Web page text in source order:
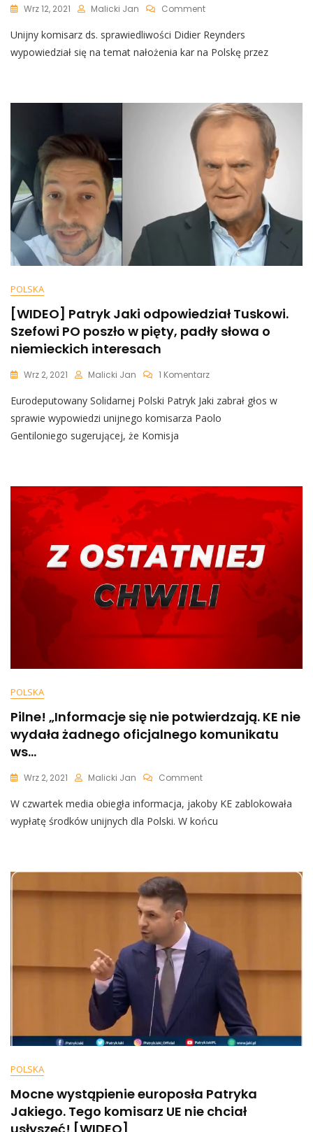
Wrz 12, 2021 Malicki Jan CommentOn
Komisarz
O
Skandaliczne
Słowa:
„To
Mało…
Unijny komisarz ds. sprawiedliwości Didier Reynders
wypowiedział się na temat nałożenia kar na Polskę przez
POLSKA
[WIDEO] Patryk Jaki odpowiedział Tuskowi.
Szefowi PO poszło w pięty, padły słowa o
niemieckich interesach
Wrz 2, 2021 Malicki Jan 1 KomentarzDo
Patryk
Jaki
W
O
Niemieckich
Interesach
Eurodeputowany Solidarnej Polski Patryk Jaki zabrał głos w
sprawie wypowiedzi unijnego komisarza Paolo
Gentiloniego sugerującej, że Komisja
POLSKA
Pilne! „Informacje się nie potwierdzają. KE nie
wydała żadnego oficjalnego komunikatu
ws…
Wrz 2, 2021 Malicki Jan CommentOn
„Informacje
Się
Nie
Żadnego
Ws…
W czwartek media obiegła informacja, jakoby KE zablokowała
wypłatę środków unijnych dla Polski. W końcu
POLSKA
Mocne wystąpienie europosła Patryka
Jakiego. Tego komisarz UE nie chciał